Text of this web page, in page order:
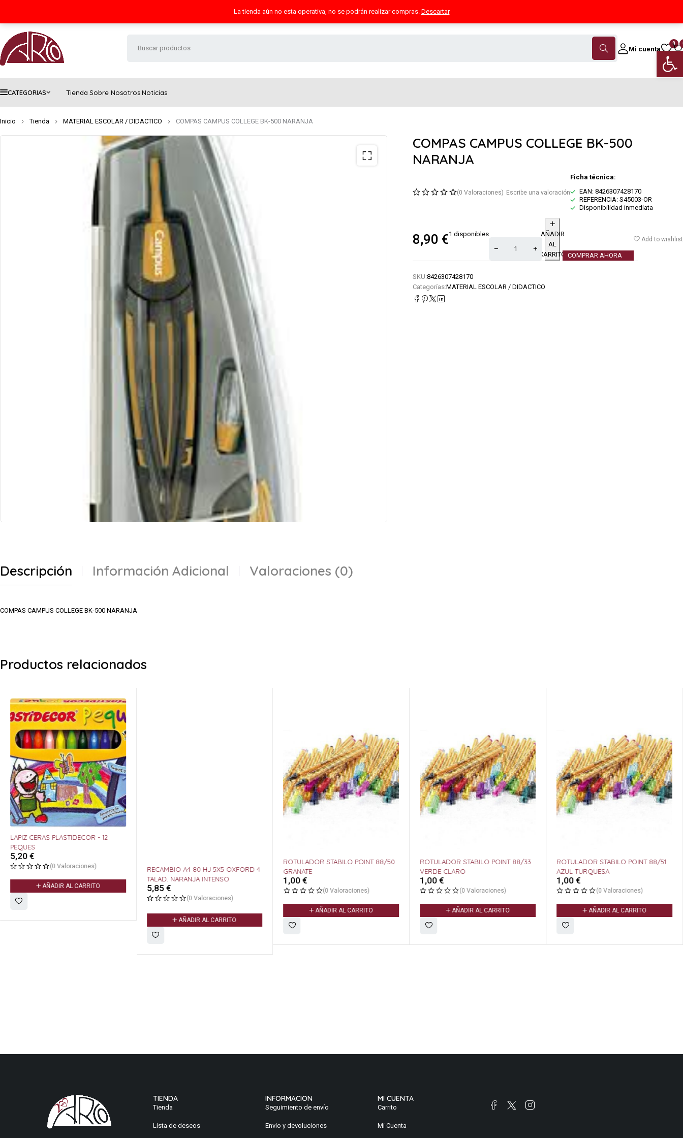
Abrir
La tienda aún no esta operativa, no se podrán realizar compras. Descartar
Mi cuenta
0
CATEGORIAS Tienda Sobre NosotrosNoticias
Inicio Tienda MATERIAL ESCOLAR / DIDACTICO COMPAS CAMPUS COLLEGE BK-500 NARANJA
COMPAS CAMPUS COLLEGE BK-500
NARANJA
(0 Valoraciones) Escribe una valoración
Ficha técnica:
EAN: 8426307428170
REFERENCIA: S45003-OR
Disponibilidad inmediata
8,90 €1 disponibles
AÑADIR
AL
CARRITO
COMPRAR AHORA
Add to wishlist
SKU:8426307428170
Categorías:MATERIAL ESCOLAR / DIDACTICO
Descripción Información Adicional Valoraciones (0)
COMPAS CAMPUS COLLEGE BK-500 NARANJA
Productos relacionados
LAPIZ CERAS PLASTIDECOR - 12
PEQUES
5,20 €
(0 Valoraciones)
AÑADIR AL CARRITO
RECAMBIO A4 80 HJ 5X5 OXFORD 4
TALAD. NARANJA INTENSO
5,85 €
(0 Valoraciones)
AÑADIR AL CARRITO
ROTULADOR STABILO POINT 88/50
GRANATE
1,00€
(0 Valoraciones)
AÑADIR AL CARRITO
ROTULADOR STABILO POINT 88/33
VERDE CLARO
1,00€
(0 Valoraciones)
AÑADIR AL CARRITO
ROTULADOR STABILO POINT 88/51
AZUL TURQUESA
1,00€
(0 Valoraciones)
AÑADIR AL CARRITO
TIENDA
Tienda
Lista de deseos
INFORMACION
Seguimiento de envío
Envío y devoluciones
MI CUENTA
Carrito
Mi Cuenta